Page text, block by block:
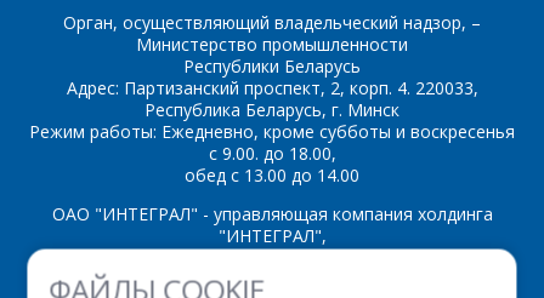
ФАЙЛЫ COOKIE
Орган, осуществляющий владельческий надзор, –
Министерство промышленности
Республики Беларусь
Адрес: Партизанский проспект, 2, корп. 4. 220033,
Республика Беларусь, г. Минск
Режим работы: Ежедневно, кроме субботы и воскресенья
с 9.00. до 18.00,
обед с 13.00 до 14.00
ОАО "ИНТЕГРАЛ" - управляющая компания холдинга
"ИНТЕГРАЛ",
ул. Казинца И.П., д.121А, комната 327, г. Минск, 220108,